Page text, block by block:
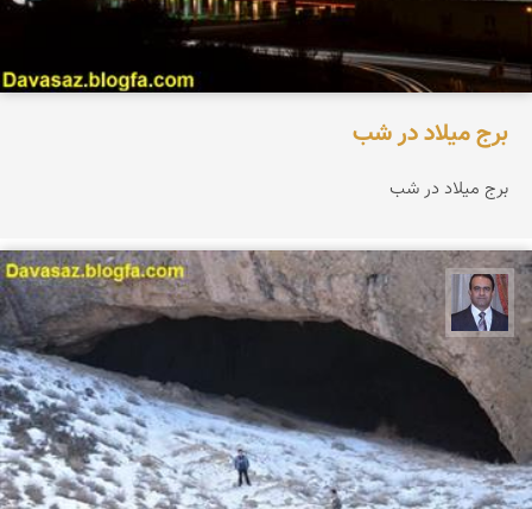
برج میلاد در شب
برج میلاد در شب
نادر چقاجردی